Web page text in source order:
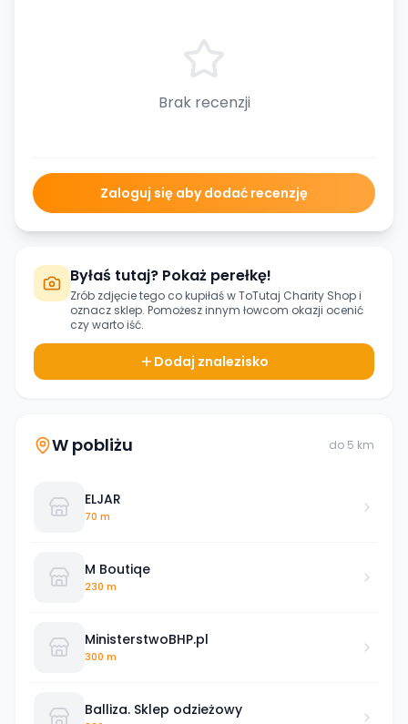
Brak recenzji
Zaloguj się aby dodać recenzję
Byłaś tutaj? Pokaż perełkę!
Zrób zdjęcie tego co kupiłaś wToTutaj Charity Shopi
oznacz sklep. Pomożesz innym łowcom okazji ocenić
czy warto iść.
Dodaj znalezisko
W pobliżu do 5 km
ELJAR
70 m
M Boutiqe
230 m
MinisterstwoBHP.pl
300 m
Balliza. Sklep odzieżowy